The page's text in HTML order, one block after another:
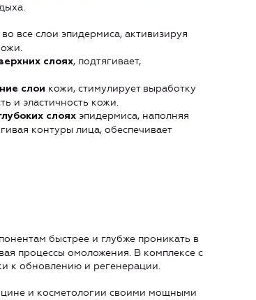
все слои эпидермиса, активизируя
слоях, подтягивает,
слои кожи, стимулирует выработку
и эластичность кожи.
слоях эпидермиса, наполняя
контуры лица, обеспечивает
быстрее и глубже проникать в
процессы омоложения. В комплексе с
к обновлению и регенерации.
и косметологии своими мощными